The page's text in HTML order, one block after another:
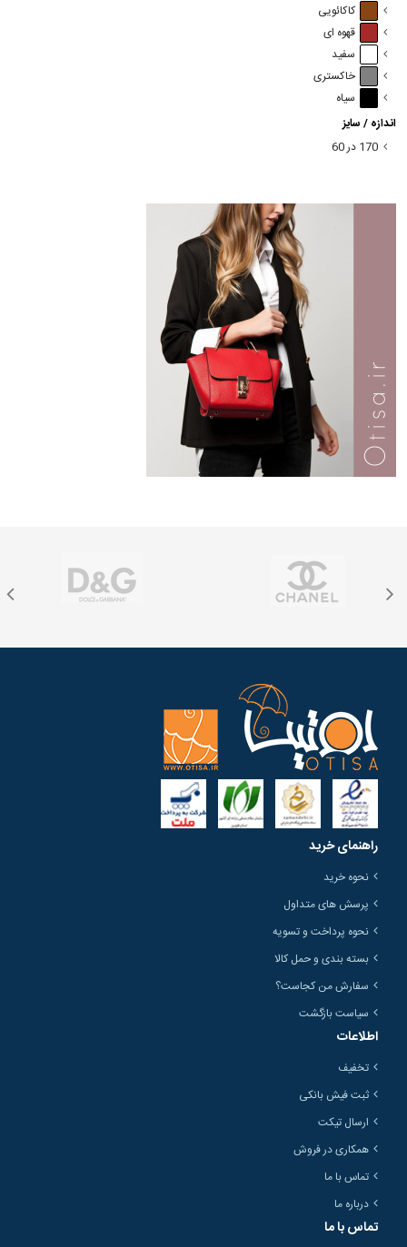
کاکائویی
قهوه ای
سفید
خاکستری
سیاه
اندازه / سایز
170 در 60
راهنمای خرید
نحوه خرید
پرسش های متداول
نحوه پرداخت و تسویه
بسته بندی و حمل کالا
سفارش من کجاست؟
سیاست بازگشت
اطلاعات
تخفیف
ثبت فیش بانکی
ارسال تیکت
همکاری در فروش
تماس با ما
درباره ما
تماس با ما